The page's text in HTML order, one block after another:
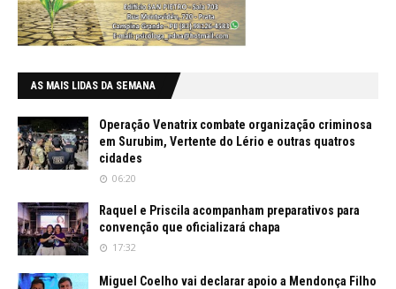
AS MAIS LIDAS DA SEMANA
Operação Venatrix combate organização criminosa
em Surubim, Vertente do Lério e outras quatros
cidades
06:20
Raquel e Priscila acompanham preparativos para
convenção que oficializará chapa
17:32
Miguel Coelho vai declarar apoio a Mendonça Filho